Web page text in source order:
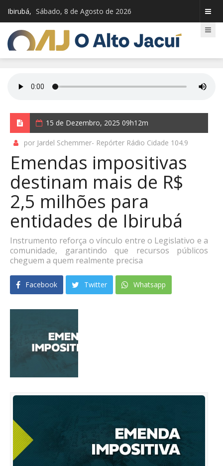
Ibirubá, Sábado, 8 de Agosto de 2026
15 de Dezembro, 2025 09h12m
por Jardel Schemmer- Repórter Rádio Cidade 104.9
Emendas impositivas
destinam mais de R$
2,5 milhões para
entidades de Ibirubá
Instrumento reforça o vínculo entre o Legislativo e a
comunidade, garantindo que recursos públicos
cheguem a quem realmente precisa
Facebook Twitter Whatsapp